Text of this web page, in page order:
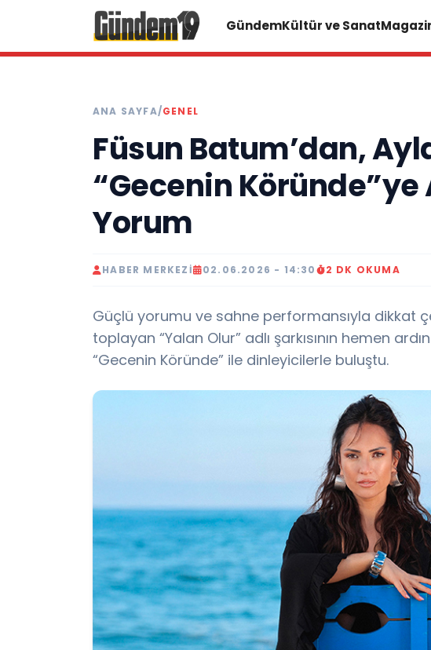
GündemKültür ve Sanat
ANA SAYFA/GENEL
Füsun Batum’dan,
“Gecenin Köründe”ye
Yorum
HABER MERKEZI 02.06.2026 - 14:30 2 DK OKUMA
Güçlü yorumu ve sahne performansıyla dikkat
toplayan “Yalan Olur” adlı şarkısının hemen
“Gecenin Köründe” ile dinleyicilerle buluştu.